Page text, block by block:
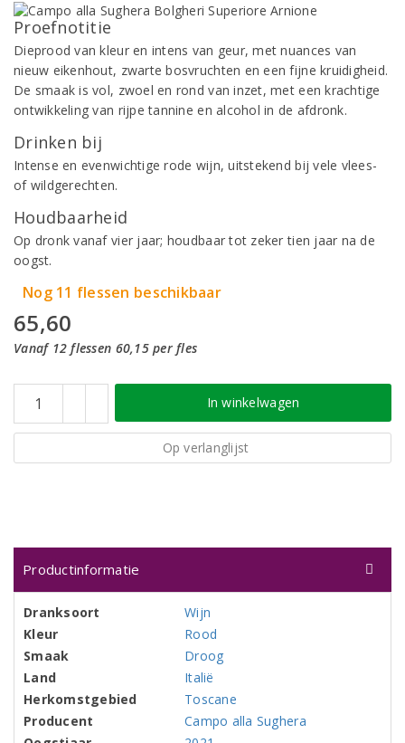
Proefnotitie
Dieprood van kleur en intens van geur, met nuances van
nieuw eikenhout, zwarte bosvruchten en een fijne kruidigheid.
De smaak is vol, zwoel en rond van inzet, met een krachtige
ontwikkeling van rijpe tannine en alcohol in de afdronk.
Drinken bij
Intense en evenwichtige rode wijn, uitstekend bij vele vlees-
of wildgerechten.
Houdbaarheid
Op dronk vanaf vier jaar; houdbaar tot zeker tien jaar na de
oogst.
Nog 11 flessen beschikbaar
65,60
Vanaf 12 flessen 60,15 per fles
In winkelwagen
Op verlanglijst
Productinformatie
Dranksoort
Wijn
Kleur
Rood
Smaak
Droog
Land
Italië
Herkomstgebied
Toscane
Producent
Campo alla Sughera